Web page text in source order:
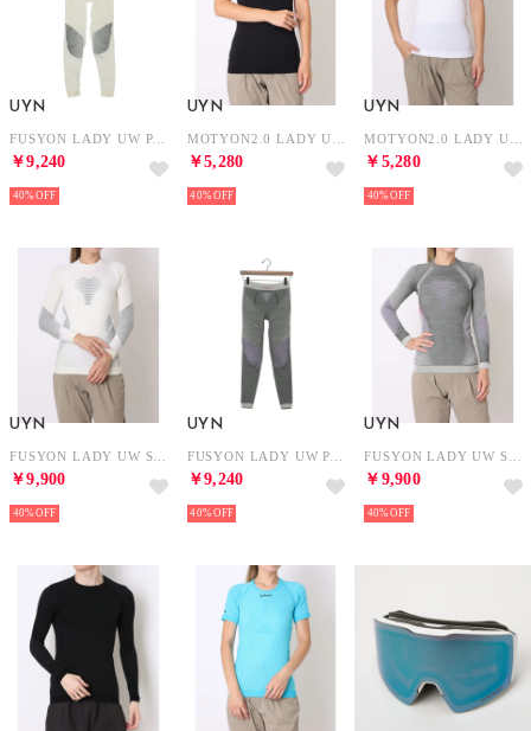
UYN
FUSYON LADY UW PANTS LONG【返品不可商品】 （Snow-White）
￥9,240
40%
UYN
￥5,280
40%
UYN
￥5,280
40%
UYN
￥9,900
40%
UYN
￥9,240
40%
UYN
￥9,900
40%